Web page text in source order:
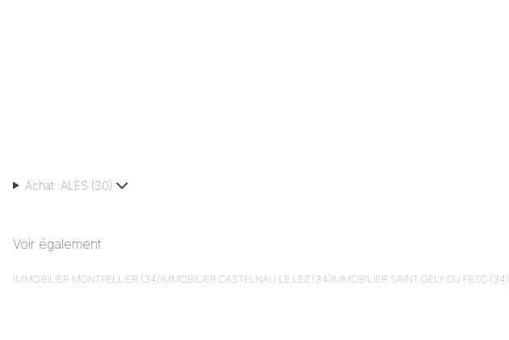
Achat ALES (30)
Voir également
IMMOBILIER MONTPELLIER (34)IMMOBILIER CASTELNAU LE LEZ (34)IMMOBILIER SAINT GELY DU FESC (34)